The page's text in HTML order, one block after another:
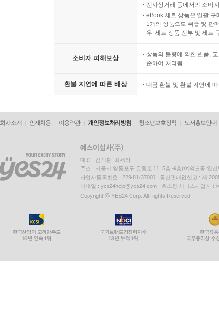
전자상거래 등에서의 소비
eBook 세트 상품은 일괄 구
1개의 상품으로 취급 및 판
우, 세트 상품 전부 및 세트
소비자 피해보상
상품의 불량에 의한 반품,
준하여 처리됨
환불 지연에 따른 배상 대금 환불 및 환불 지연에
회사소개 인재채용 이용약관 개인정보처리방침 청소년보호정책 도서홍보안내
대표 : 김석환, 최세라
주소 : 서울시 영등포구 은행로 11, 5층~6층(여의도동,일신
사업자등록번호 : 229-81-37000 통신판매업신고 : 제
이메일 : yes24help@yes24.com 호스팅 서비스사업자 :
Copyright ⓒ YES24 Corp. All Rights Reserved.